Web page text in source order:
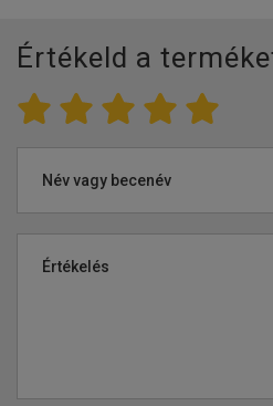
Értékeld a
Név vagy becenév
Értékelés